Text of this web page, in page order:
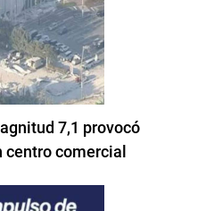
7,1 provocó
comercial